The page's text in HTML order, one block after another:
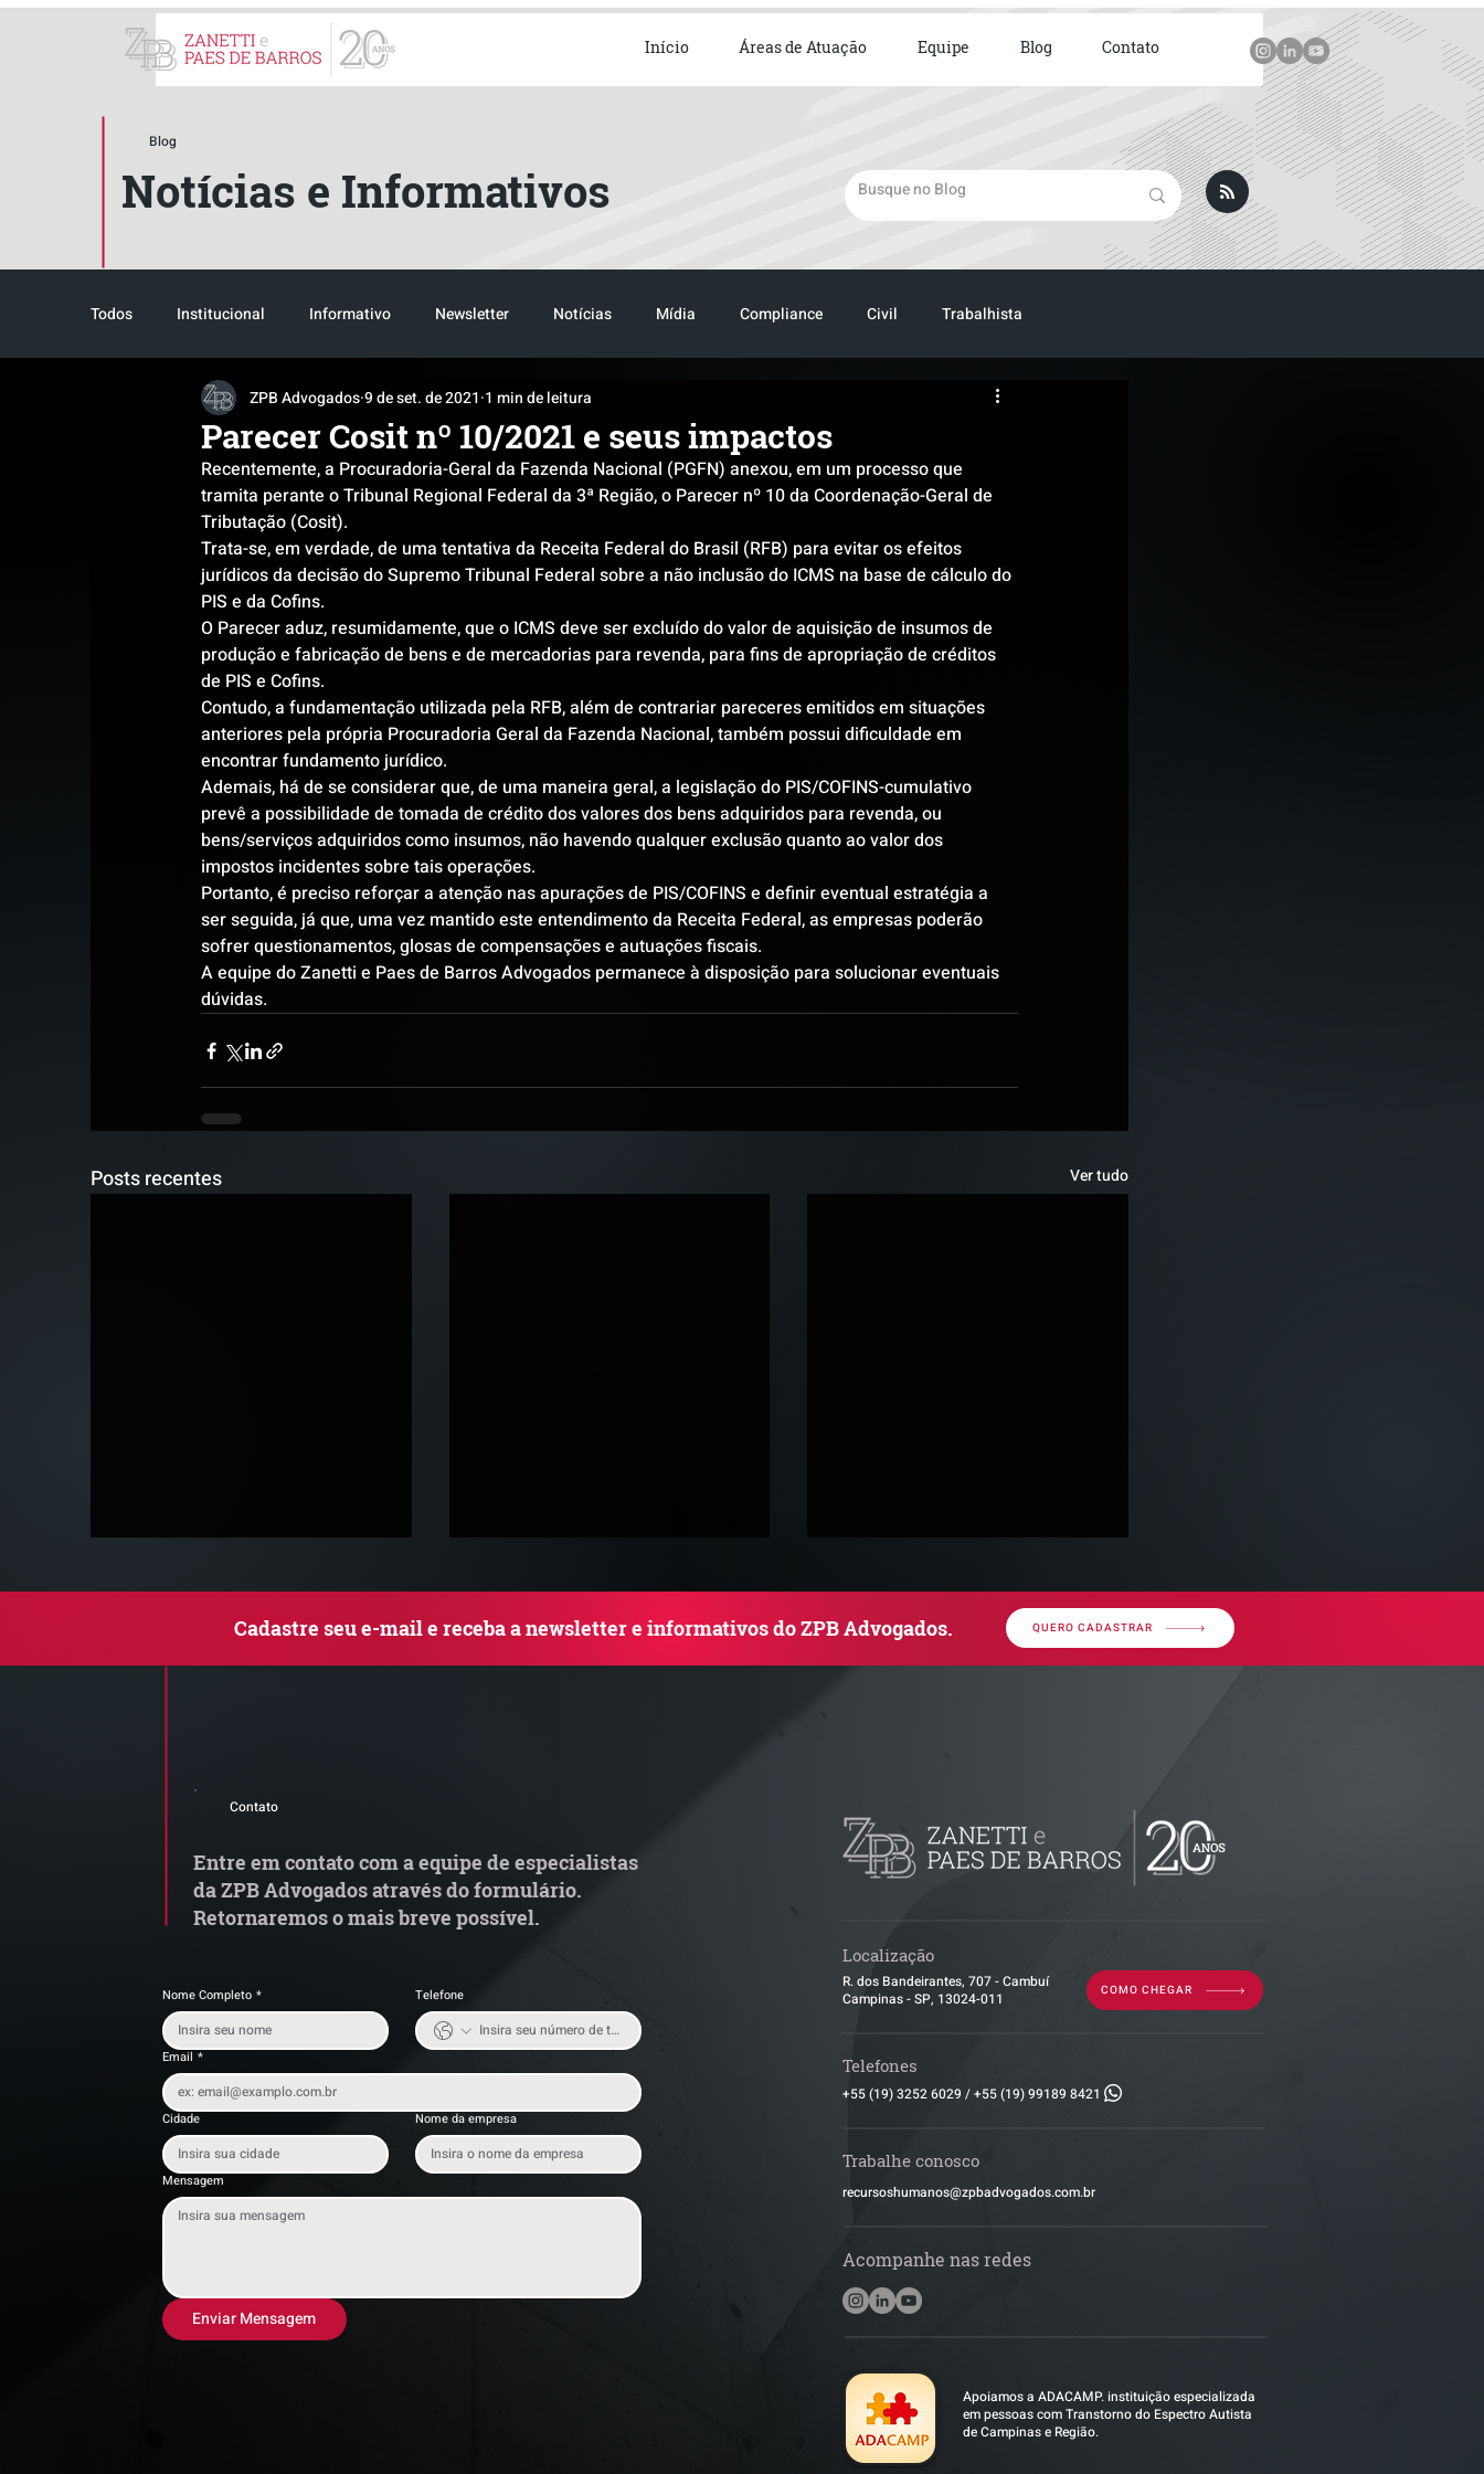
Início Áreas de Atuação Equipe Blog Contato
Blog
Notícias e Informativos
Todos Institucional Informativo Newsletter Notícias Mídia Compliance Civil Trabalhista
Reconhecimento Tributário Pós-evento TRANSPORTE
Parecer Cosit nº 10/2021 e seus impactos
ZPB Advogados9 de set. de 2021 1 min de leitura
Recentemente, a Procuradoria-Geral da Fazenda Nacional (PGFN) anexou, em um processo que
tramita perante o Tribunal Regional Federal da 3ª Região, o Parecer nº 10 da Coordenação-Geral de
Tributação (Cosit).
Trata-se, em verdade, de uma tentativa da Receita Federal do Brasil (RFB) para evitar os efeitos
jurídicos da decisão do Supremo Tribunal Federal sobre a não inclusão do ICMS na base de cálculo do
PIS e da Cofins.
O Parecer aduz, resumidamente, que o ICMS deve ser excluído do valor de aquisição de insumos de
produção e fabricação de bens e de mercadorias para revenda, para fins de apropriação de créditos
de PIS e Cofins.
Contudo, a fundamentação utilizada pela RFB, além de contrariar pareceres emitidos em situações
anteriores pela própria Procuradoria Geral da Fazenda Nacional, também possui dificuldade em
encontrar fundamento jurídico.
Ademais, há de se considerar que, de uma maneira geral, a legislação do PIS/COFINS-cumulativo
prevê a possibilidade de tomada de crédito dos valores dos bens adquiridos para revenda, ou
bens/serviços adquiridos como insumos, não havendo qualquer exclusão quanto ao valor dos
impostos incidentes sobre tais operações.
Portanto, é preciso reforçar a atenção nas apurações de PIS/COFINS e definir eventual estratégia a
ser seguida, já que, uma vez mantido este entendimento da Receita Federal, as empresas poderão
sofrer questionamentos, glosas de compensações e autuações fiscais.
A equipe do Zanetti e Paes de Barros Advogados permanece à disposição para solucionar eventuais
dúvidas.
Posts recentes Ver tudo
Alerta de Tentativa de
fiscais exige revisão
operacional pelas empresas
Cadastre seu e-mail e receba a newsletter e informativos do ZPB Advogados. QUERO CADASTRAR
Contato
Entre em contato com a equipe de especialistas
da ZPB Advogados através do formulário.
Retornaremos o mais breve possível.
Nome Completo * Telefone
Email *
Cidade Nome da empresa
Mensagem
Enviar Mensagem
Localização
R. dos Bandeirantes, 707 - Cambuí
Campinas - SP, 13024-011
COMO CHEGAR
Telefones
+55 (19) 3252 6029 /+55 (19) 99189 8421
Trabalhe conosco
​recursoshumanos@zpbadvogados.com.br
Acompanhe nas redes
Apoiamos a ADACAMP. instituição especializada
em pessoas com Transtorno do Espectro Autista
de Campinas e Região.